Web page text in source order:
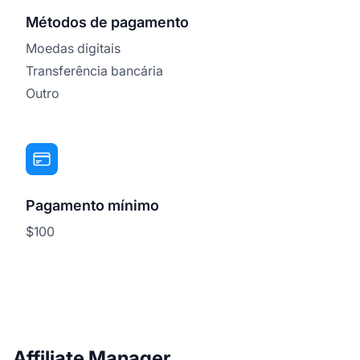
Métodos de pagamento
Moedas digitais
Transferência bancária
Outro
Pagamento mínimo
$100